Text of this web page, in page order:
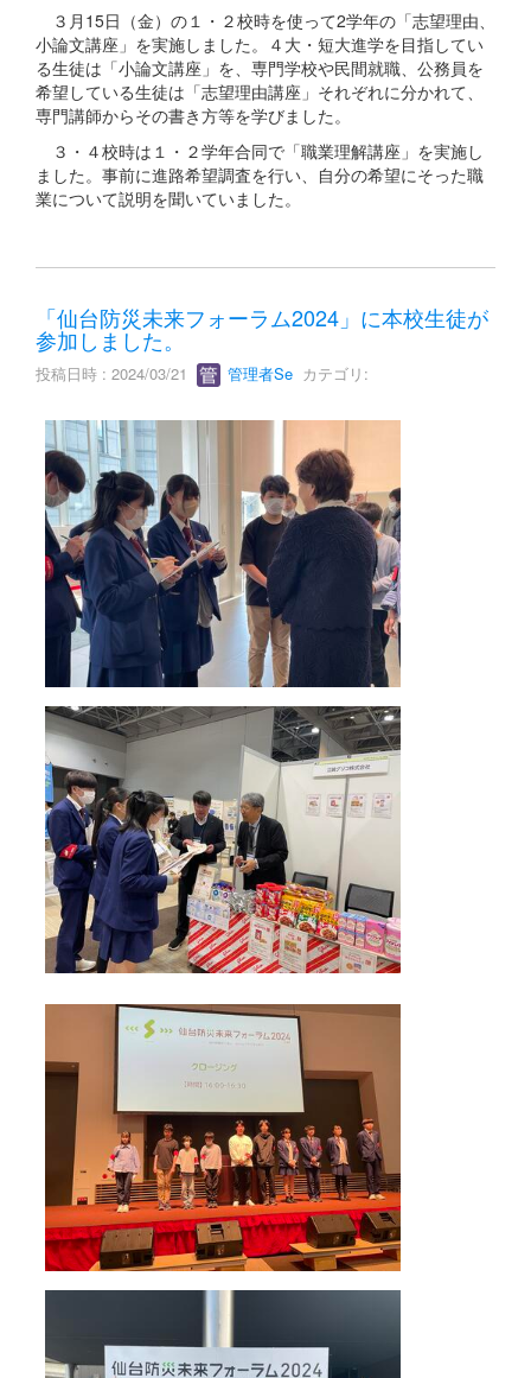
３月15日（金）の１・２校時を使って2学年の「志望理由、
小論文講座」を実施しました。４大・短大進学を目指してい
る生徒は「小論文講座」を、専門学校や民間就職、公務員を
希望している生徒は「志望理由講座」それぞれに分かれて、
専門講師からその書き方等を学びました。
３・４校時は１・２学年合同で「職業理解講座」を実施し
ました。事前に進路希望調査を行い、自分の希望にそった職
業について説明を聞いていました。
「仙台防災未来フォーラム2024」に本校生徒が
参加しました。
投稿日時 : 2024/03/21 管理者Se カテゴリ: